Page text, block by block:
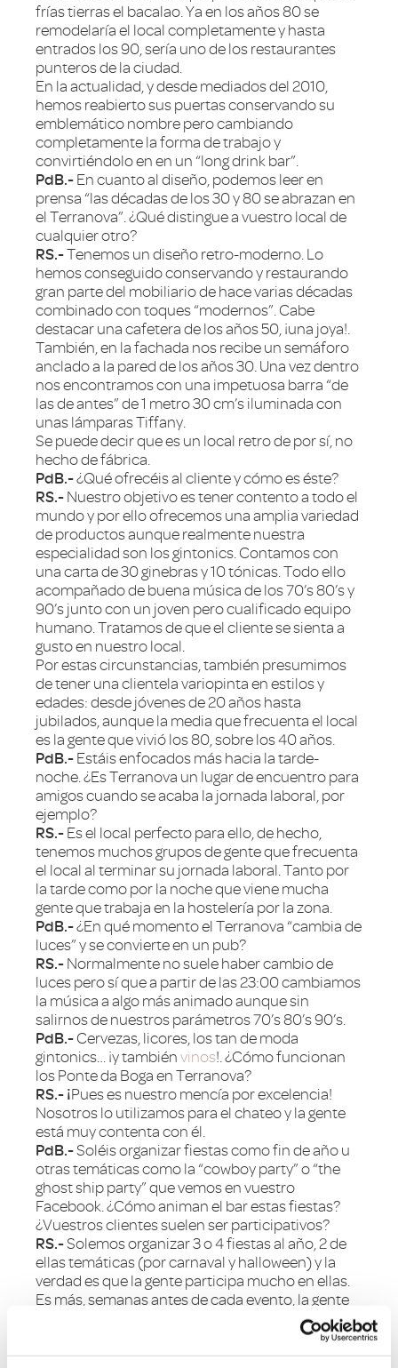
frías tierras el bacalao. Ya en los años 80 se
remodelaría el local completamente y hasta
entrados los 90, sería uno de los restaurantes
punteros de la ciudad.
En la actualidad, y desde mediados del 2010,
hemos reabierto sus puertas conservando su
emblemático nombre pero cambiando
completamente la forma de trabajo y
convirtiéndolo en en un “long drink bar”.
PdB.- En cuanto al diseño, podemos leer en
prensa “las décadas de los 30 y 80 se abrazan en
el Terranova”. ¿Qué distingue a vuestro local de
cualquier otro?
RS.-Tenemos un diseño retro-moderno. Lo
hemos conseguido conservando y restaurando
gran parte del mobiliario de hace varias décadas
combinado con toques “modernos”. Cabe
destacar una cafetera de los años 50, ¡una joya!.
También, en la fachada nos recibe un semáforo
anclado a la pared de los años 30. Una vez dentro
nos encontramos con una impetuosa barra “de
las de antes” de 1 metro 30 cm’s iluminada con
unas lámparas Tiffany.
Se puede decir que es un local retro de por sí, no
hecho de fábrica.
PdB.-¿Qué ofrecéis al cliente y cómo es éste?
RS.- Nuestro objetivo es tener contento a todo el
mundo y por ello ofrecemos una amplia variedad
de productos aunque realmente nuestra
especialidad son los gintonics. Contamos con
una carta de 30 ginebras y 10 tónicas. Todo ello
acompañado de buena música de los 70’s 80’s y
90’s junto con un joven pero cualificado equipo
humano. Tratamos de que el cliente se sienta a
gusto en nuestro local.
Por estas circunstancias, también presumimos
de tener una clientela variopinta en estilos y
edades: desde jóvenes de 20 años hasta
jubilados, aunque la media que frecuenta el local
es la gente que vivió los 80, sobre los 40 años.
PdB.- Estáis enfocados más hacia la tarde-
noche. ¿Es Terranova un lugar de encuentro para
amigos cuando se acaba la jornada laboral, por
ejemplo?
RS.- Es el local perfecto para ello, de hecho,
tenemos muchos grupos de gente que frecuenta
el local al terminar su jornada laboral. Tanto por
la tarde como por la noche que viene mucha
gente que trabaja en la hostelería por la zona.
PdB.-¿En qué momento el Terranova “cambia de
luces” y se convierte en un pub?
RS.- Normalmente no suele haber cambio de
luces pero sí que a partir de las 23:00 cambiamos
la música a algo más animado aunque sin
salirnos de nuestros parámetros 70’s 80’s 90’s.
PdB.- Cervezas, licores, los tan de moda
gintonics… ¡y tambiénvinos!. ¿Cómo funcionan
los Ponte da Boga en Terranova?
RS.- ¡Pues es nuestro mencía por excelencia!
Nosotros lo utilizamos para el chateo y la gente
está muy contenta con él.
PdB.-Soléis organizar fiestas como fin de año u
otras temáticas como la “cowboy party” o “the
ghost ship party” que vemos en vuestro
Facebook. ¿Cómo animan el bar estas fiestas?
¿Vuestros clientes suelen ser participativos?
RS.-Solemos organizar 3 o 4 fiestas al año, 2 de
ellas temáticas (por carnaval y halloween) y la
verdad es que la gente participa mucho en ellas.
Es más, semanas antes de cada evento, la gente
ya nos está preguntando qué vamos a organizar
PdB.-También organizáis conciertos,